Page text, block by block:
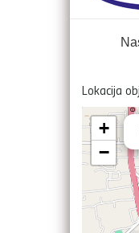
Lokacija
+
−